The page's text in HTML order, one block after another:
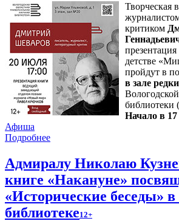
Творческая
критиком
детстве
пройдут в
в зале
библиотеки
Начало в 17
Афиша
Подробнее
Адмиралу Николаю
книге «Накануне»
«Исторические беседы»
библиотеке12+